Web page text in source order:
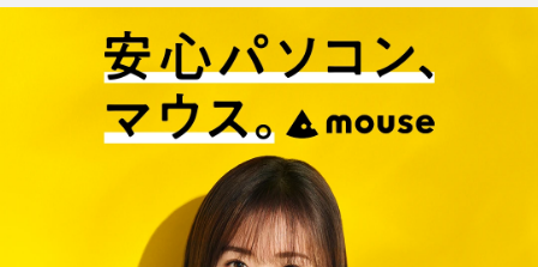
ワークステーション
Windows 11|Copilot+ PC
iiyama
Windows 11
スペック/パーツ別
Windows 11
Windows 11